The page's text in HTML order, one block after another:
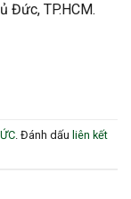
Đức, TP.HCM.
. Đánh dấu liên kết